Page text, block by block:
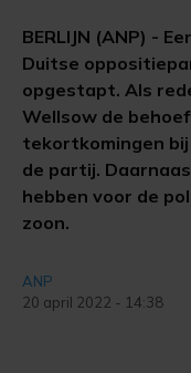
BERLIJN (ANP) -
Duitse
opgestapt. Als
Wellsow de
tekortkomingen bij
de partij.
hebben voor de
zoon.
ANP
20 april 2022 - 14:38